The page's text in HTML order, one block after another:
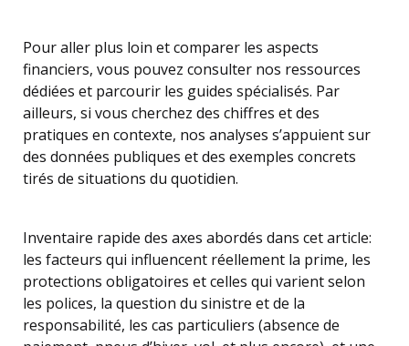
Pour aller plus loin et comparer les aspects
financiers, vous pouvez consulter nos ressources
dédiées et parcourir les guides spécialisés. Par
ailleurs, si vous cherchez des chiffres et des
pratiques en contexte, nos analyses s’appuient sur
des données publiques et des exemples concrets
tirés de situations du quotidien.
Inventaire rapide des axes abordés dans cet article:
les facteurs qui influencent réellement la prime, les
protections obligatoires et celles qui varient selon
les polices, la question du sinistre et de la
responsabilité, les cas particuliers (absence de